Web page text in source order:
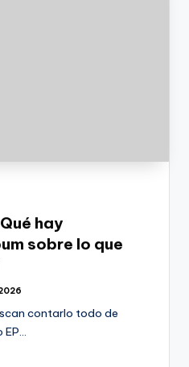
hay
sobre lo que
contarlo todo de
EP…